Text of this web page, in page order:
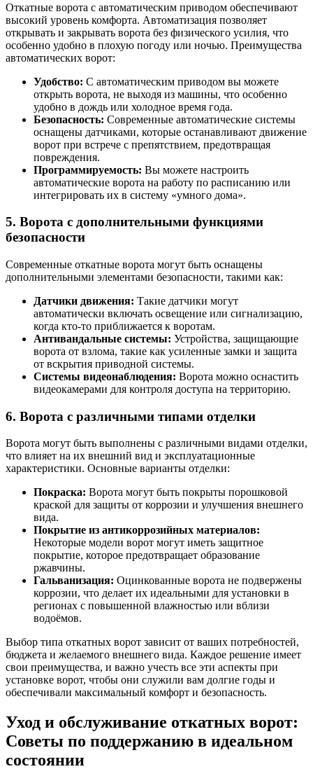
Откатные ворота с автоматическим приводом обеспечивают
высокий уровень комфорта. Автоматизация позволяет
открывать и закрывать ворота без физического усилия, что
особенно удобно в плохую погоду или ночью. Преимущества
автоматических ворот:
Удобство: С автоматическим приводом вы можете
открыть ворота, не выходя из машины, что особенно
удобно в дождь или холодное время года.
Безопасность: Современные автоматические системы
оснащены датчиками, которые останавливают движение
ворот при встрече с препятствием, предотвращая
повреждения.
Программируемость: Вы можете настроить
автоматические ворота на работу по расписанию или
интегрировать их в систему «умного дома».
5. Ворота с дополнительными функциями
безопасности
Современные откатные ворота могут быть оснащены
дополнительными элементами безопасности, такими как:
Датчики движения: Такие датчики могут
автоматически включать освещение или сигнализацию,
когда кто-то приближается к воротам.
Антивандальные системы: Устройства, защищающие
ворота от взлома, такие как усиленные замки и защита
от вскрытия приводной системы.
Системы видеонаблюдения: Ворота можно оснастить
видеокамерами для контроля доступа на территорию.
6. Ворота с различными типами отделки
Ворота могут быть выполнены с различными видами отделки,
что влияет на их внешний вид и эксплуатационные
характеристики. Основные варианты отделки:
Покраска: Ворота могут быть покрыты порошковой
краской для защиты от коррозии и улучшения внешнего
вида.
Покрытие из антикоррозийных материалов:
Некоторые модели ворот могут иметь защитное
покрытие, которое предотвращает образование
ржавчины.
Гальванизация: Оцинкованные ворота не подвержены
коррозии, что делает их идеальными для установки в
регионах с повышенной влажностью или вблизи
водоёмов.
Выбор типа откатных ворот зависит от ваших потребностей,
бюджета и желаемого внешнего вида. Каждое решение имеет
свои преимущества, и важно учесть все эти аспекты при
установке ворот, чтобы они служили вам долгие годы и
обеспечивали максимальный комфорт и безопасность.
Уход и обслуживание откатных ворот:
Советы по поддержанию в идеальном
состоянии